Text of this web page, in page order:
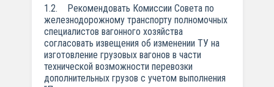
1.2. Рекомендовать Комиссии Совета по
железнодорожному транспорту полномочных
специалистов вагонного хозяйства
согласовать извещения об изменении ТУ на
изготовление грузовых вагонов в части
технической возможности перевозки
дополнительных грузов с учетом выполнения